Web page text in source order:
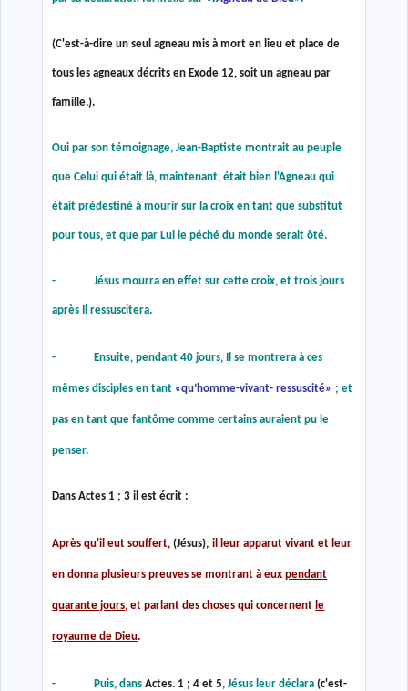
(C'est-à-dire un seul agneau mis à mort en lieu et place de
tous les agneaux décrits en Exode 12, soit un agneau par
famille.).
Oui par son témoignage, Jean-Baptiste montrait au peuple
que Celui qui était là, maintenant, était bien l'Agneau qui
était prédestiné à mourir sur la croix en tant que substitut
pour tous, et que par Lui le péché du monde serait ôté.
- Jésus mourra en effet sur cette croix, et trois jours
après Il ressuscitera.
- Ensuite, pendant 40 jours, Il se montrera à ces
mêmes disciples en tant «qu’homme-vivant- ressuscité» ; et
pas en tant que fantôme comme certains auraient pu le
penser.
Dans Actes 1 ;3 il est écrit :
Après qu'il eut souffert,(Jésus), il leur apparut vivant et leur
en donna plusieurs preuves se montrant à euxpendant
quarante jours, et parlant des choses qui concernent le
royaume de Dieu.
- Puis, dansActes. 1 ; 4 et 5, Jésus leur déclara(c'est-